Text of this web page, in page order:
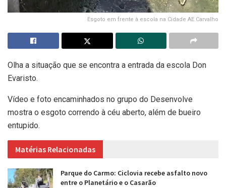
Esgoto em frente à escola na Cidade AE Carvalho
Olha a situação que se encontra a entrada da escola Don
Evaristo.
Vídeo e foto encaminhados no grupo do Desenvolve
mostra o esgoto correndo à céu aberto, além de bueiro
entupido.
Matérias Relacionadas
Parque do Carmo: Ciclovia recebe asfalto novo
entre o Planetário e o Casarão